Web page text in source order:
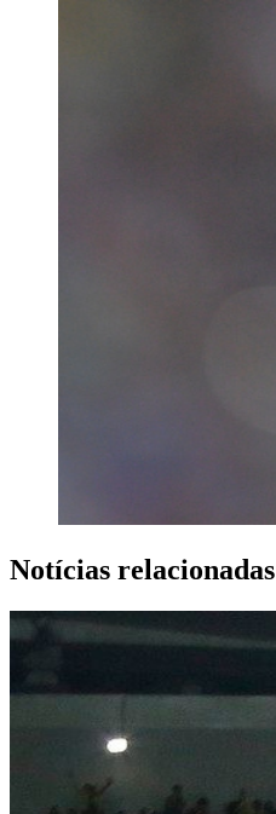
Notícias relacionadas